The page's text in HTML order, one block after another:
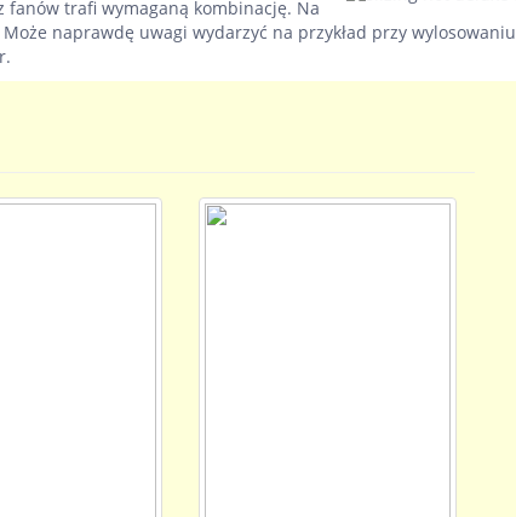
fanów trafi wymaganą kombinację. Na
naprawdę uwagi wydarzyć na przykład przy wylosowaniu